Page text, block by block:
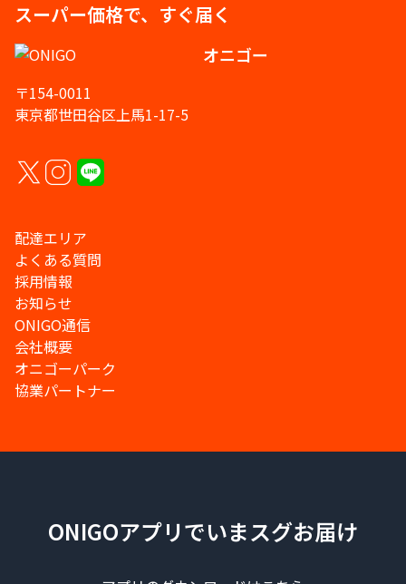
スーパー価格で、すぐ届く
オニゴー
〒154-0011
東京都世田谷区上馬1-17-5
配達エリア
よくある質問
採用情報
お知らせ
ONIGO通信
会社概要
オニゴーパーク
協業パートナー
ONIGOアプリでいまスグお届け